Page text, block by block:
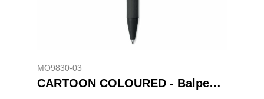
MO9830-03
CARTOON COLOURED - Balpen van papier/maïs PLA